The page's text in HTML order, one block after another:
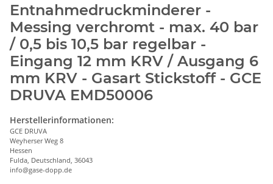
Entnahmedruckminderer -
Messing verchromt - max. 40 bar
/ 0,5 bis 10,5 bar regelbar -
Eingang 12 mm KRV / Ausgang 6
mm KRV - Gasart Stickstoff - GCE
DRUVA EMD50006
Herstellerinformationen:
GCE DRUVA
Weyherser Weg 8
Hessen
Fulda, Deutschland, 36043
info@gase-dopp.de